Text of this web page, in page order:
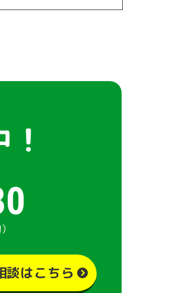
談はこちら